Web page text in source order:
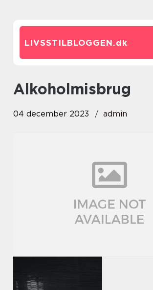
LIVSSTILBLOGGEN.dk
alkoholmisbrug
04 december 2023 admin